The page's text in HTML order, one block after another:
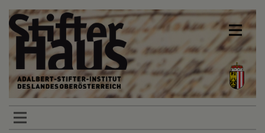
Sprunglinks